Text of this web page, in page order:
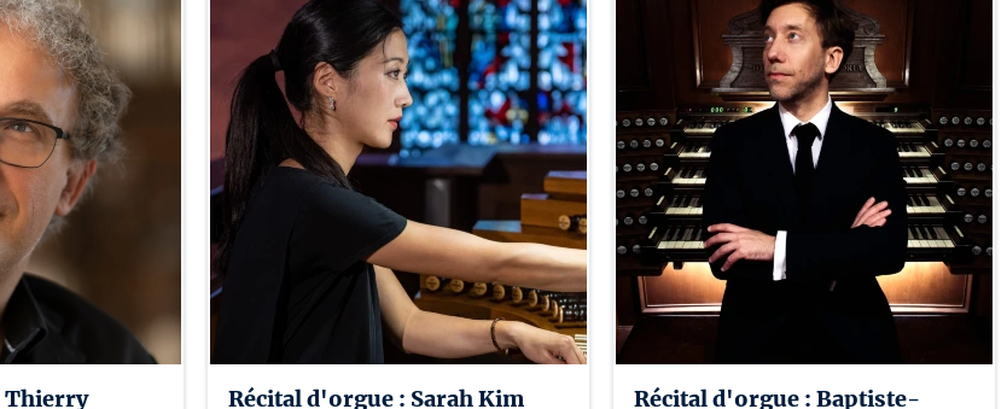
Thierry Récital d'orgue : Sarah Kim Récital d'orgue : Baptiste-